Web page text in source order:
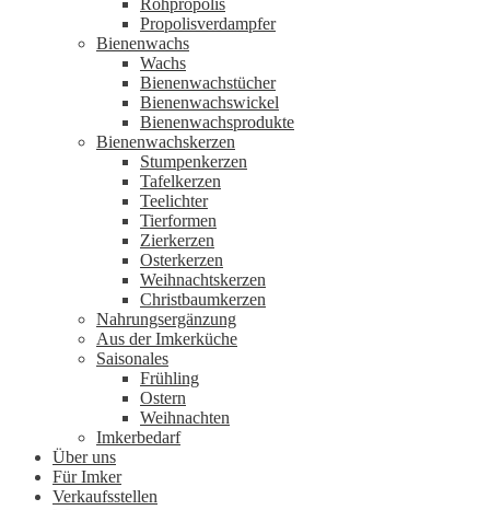
Rohpropolis
Propolisverdampfer
Bienenwachs
Wachs
Bienenwachstücher
Bienenwachswickel
Bienenwachsprodukte
Bienenwachskerzen
Stumpenkerzen
Tafelkerzen
Teelichter
Tierformen
Zierkerzen
Osterkerzen
Weihnachtskerzen
Christbaumkerzen
Nahrungsergänzung
Aus der Imkerküche
Saisonales
Frühling
Ostern
Weihnachten
Imkerbedarf
Über uns
Für Imker
Verkaufsstellen